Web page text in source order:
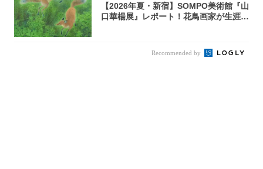
【2026年夏・新宿】SOMPO美術館『山
口華楊展』レポート！花鳥画家が生涯描
Recommended by